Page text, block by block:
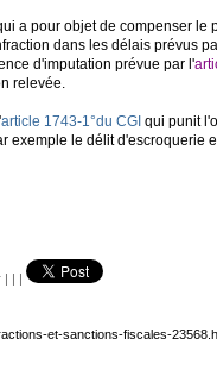
a pour objet de compenser
dans les délais prévus
d'imputation prévue par l'
relevée.
article 1743-1°du CGI qui punit
le délit d'escroquerie
| | |
et-sanctions-fiscales-